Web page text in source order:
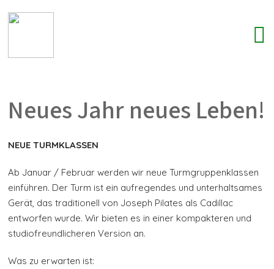
Neues Jahr neues Leben!
NEUE TURMKLASSEN
Ab Januar / Februar werden wir neue Turmgruppenklassen
einführen. Der Turm ist ein aufregendes und unterhaltsames
Gerät, das traditionell von Joseph Pilates als Cadillac
entworfen wurde. Wir bieten es in einer kompakteren und
studiofreundlicheren Version an.
Was zu erwarten ist: